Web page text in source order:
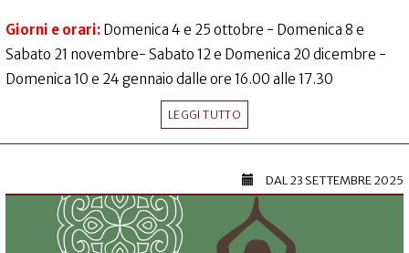
Giorni e orari: Domenica 4 e 25 ottobre - Domenica 8 e
Sabato 21 novembre- Sabato 12 e Domenica 20 dicembre -
Domenica 10 e 24 gennaio dalle ore 16.00 alle 17.30
LEGGI TUTTO
DAL23 SETTEMBRE 2025